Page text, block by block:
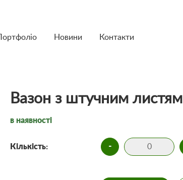
Портфоліо Новини Контакти
Вазон з штучним листям
в наявності
Кількість: -